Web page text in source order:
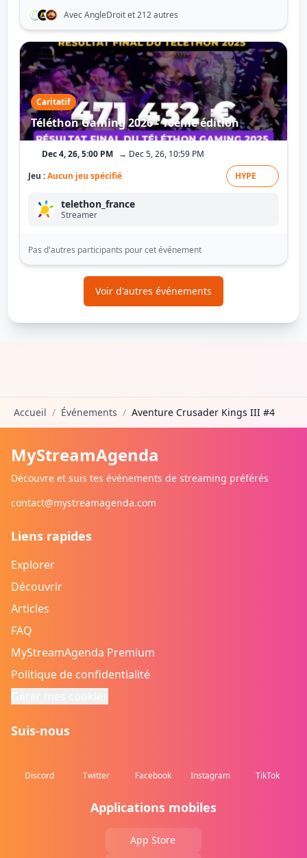
Avec AngleDroitet 212 autres
Caritatif
Téléthon Gaming 2026 - 10ème édition
Dec 4, 26, 5:00 PM → Dec 5, 26, 10:59 PM
Jeu :Aucun jeu spécifié HYPE
telethon_france
Streamer
Pas d'autres participants pour cet événement
Voir d'autres événements
Accueil / Événements / Aventure Crusader Kings III #4
MyStreamAgenda
Découvre et suis tes événements de streaming préférés
contact@mystreamagenda.com
Liens rapides
Explorer
Découvrir
Articles
FAQ
MyStreamAgenda Premium
Politique de confidentialité
Suis-nous
Discord Twitter Facebook Instagram TikTok
Applications mobiles
App Store